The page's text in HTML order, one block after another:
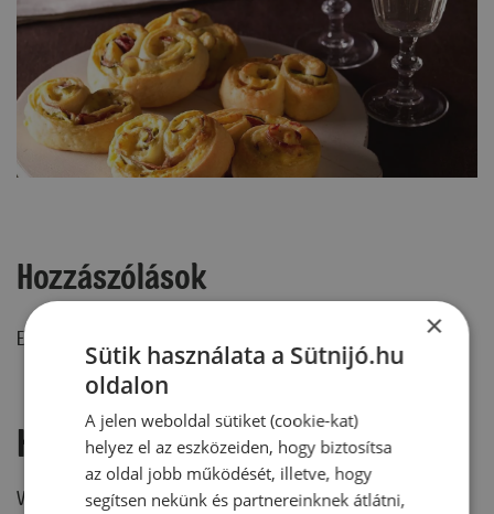
Hozzászólások
Ehhez a recepthez még nem érkezett hozzászólás.
Hozzászólás írása
Vélemény írásához, kérjük,jelentkezz be!
×
Sütik használata a Sütnijó.hu
oldalon
A jelen weboldal sütiket (cookie-kat)
helyez el az eszközeiden, hogy biztosítsa
az oldal jobb működését, illetve, hogy
segítsen nekünk és partnereinknek átlátni,